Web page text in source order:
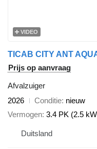
VIDEO
TICAB CITY ANT
Prijs op aanvraag
Afvalzuiger
2026
Conditie nieuw
Vermogen 3.4 PK (2.5
Duitsland